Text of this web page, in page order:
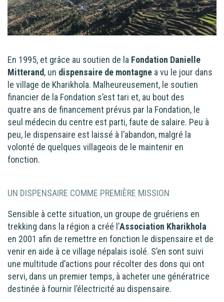
En 1995, et grâce au soutien de la Fondation Danielle
Mitterand, un dispensaire de montagne a vu le jour dans
le village de Kharikhola. Malheureusement, le soutien
financier de la Fondation s’est tari et, au bout des
quatre ans de financement prévus par la Fondation, le
seul médecin du centre est parti, faute de salaire. Peu à
peu, le dispensaire est laissé à l’abandon, malgré la
volonté de quelques villageois de le maintenir en
fonction.
UN DISPENSAIRE COMME PREMIÈRE MISSION
Sensible à cette situation, un groupe de gruériens en
trekking dans la région a créé l’Association Kharikhola
en 2001 afin de remettre en fonction le dispensaire et de
venir en aide à ce village népalais isolé. S’en sont suivi
une multitude d’actions pour récolter des dons qui ont
servi, dans un premier temps, à acheter une génératrice
destinée à fournir l’électricité au dispensaire.